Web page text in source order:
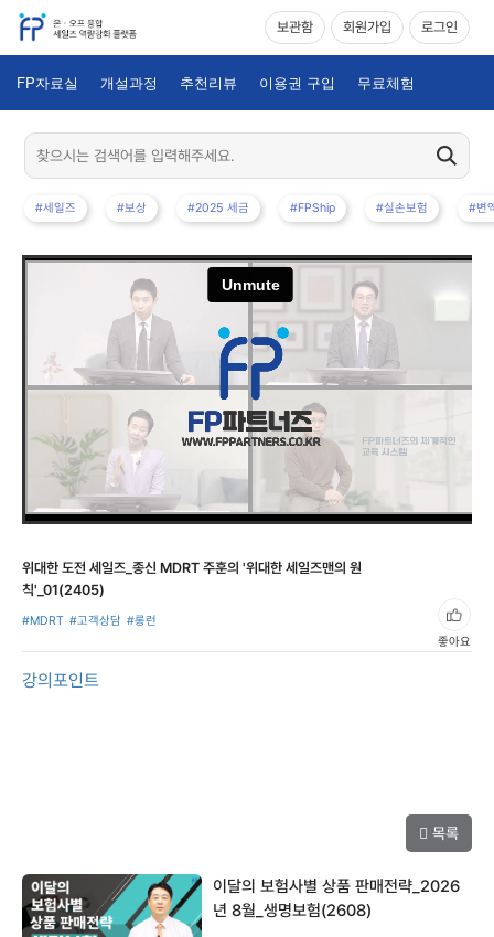
보관함 회원가입 로그인
FP자료실 개설과정 추천리뷰 이용권 구입 무료체험
#세일즈 #보상 #2025 세금 #FPShip #실손보험 #변
위대한 도전 세일즈_종신 MDRT 주훈의 '위대한 세일즈맨의 원
칙'_01(2405)
#MDRT #고객상담 #롱런
좋아요
강의포인트
목록
이달의 보험사별 상품 판매전략_2026
년 8월_생명보험(2608)